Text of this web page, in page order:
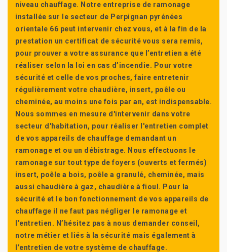
niveau chauffage. Notre entreprise de ramonage
installée sur le secteur de Perpignan pyrénées
orientale 66 peut intervenir chez vous, et à la fin de la
prestation un certificat de sécurité vous sera remis,
pour prouver a votre assurance que l’entretien a été
réaliser selon la loi en cas d’incendie. Pour votre
sécurité et celle de vos proches, faire entretenir
régulièrement votre chaudière, insert, poêle ou
cheminée, au moins une fois par an, est indispensable.
Nous sommes en mesure d'intervenir dans votre
secteur d'habitation, pour réaliser l'entretien complet
de vos appareils de chauffage demandant un
ramonage et ou un débistrage. Nous effectuons le
ramonage sur tout type de foyers (ouverts et fermés)
insert, poêle a bois, poêle a granulé, cheminée, mais
aussi chaudière à gaz, chaudière à fioul. Pour la
sécurité et le bon fonctionnement de vos appareils de
chauffage il ne faut pas négliger le ramonage et
l’entretien. N’hésitez pas à nous demander conseil,
notre métier et liés à la sécurité mais également à
l’entretien de votre système de chauffage.